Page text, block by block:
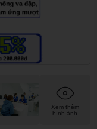
Xem thêm
hình ảnh